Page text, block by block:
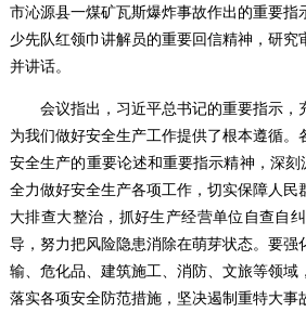
市沁源县一煤矿瓦斯爆炸事故作出的重要
少先队红领巾讲解员的重要回信精神，研
并讲话。
会议指出，习近平总书记的重要指示，
为我们做好安全生产工作提供了根本遵循
安全生产的重要论述和重要指示精神，深刻
全力做好安全生产各项工作，切实保障人
大排查大整治，抓好生产经营单位自查自
导，努力把风险隐患消除在萌芽状态。要
输、危化品、建筑施工、消防、文旅等领
落实各项安全防范措施，坚决遏制重特大